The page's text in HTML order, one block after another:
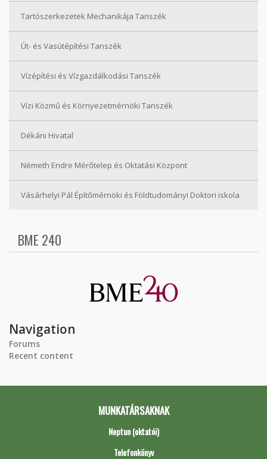
Tartószerkezetek Mechanikája Tanszék
Út- és Vasútépítési Tanszék
Vízépítési és Vízgazdálkodási Tanszék
Vízi Közmű és Környezetmérnöki Tanszék
Dékáni Hivatal
Németh Endre Mérőtelep és Oktatási Központ
Vásárhelyi Pál Építőmérnöki és Földtudományi Doktori iskola
BME 240
Navigation
Forums
Recent content
MUNKATÁRSAKNAK
Neptun (oktatói)
Telefonkönyv